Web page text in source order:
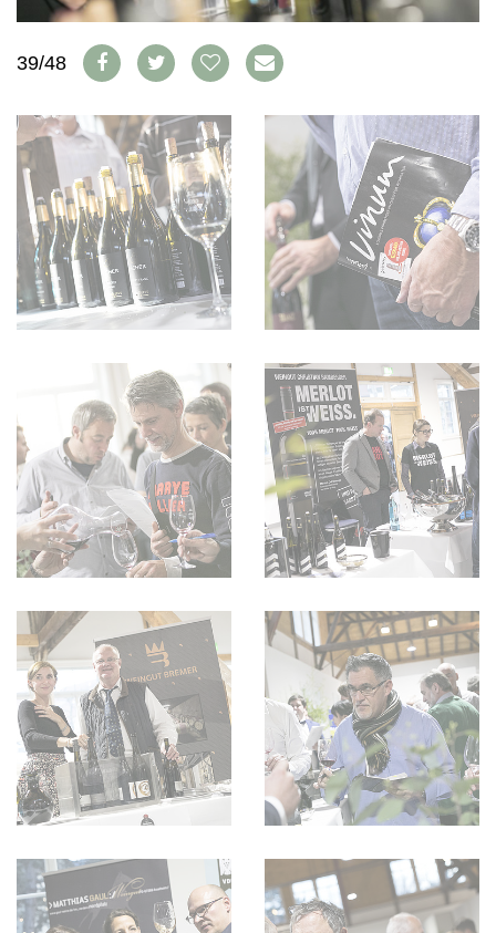
AVANTAGES
VINOPHILES
ARCHIVES
CONCOURS
GUIDE MILLÉSIMES
ABONNER
RECHERCHE VINS
NEWSLETTER
GUIDE DU VIGNOBLE
WINE TRADE CLUB
OFFRES D'EMPLOIS
PUBLICITÉ
MENTIONS LÉGALES
CGV & PROTECTION DES
DONNÉES
FAQ
39/48